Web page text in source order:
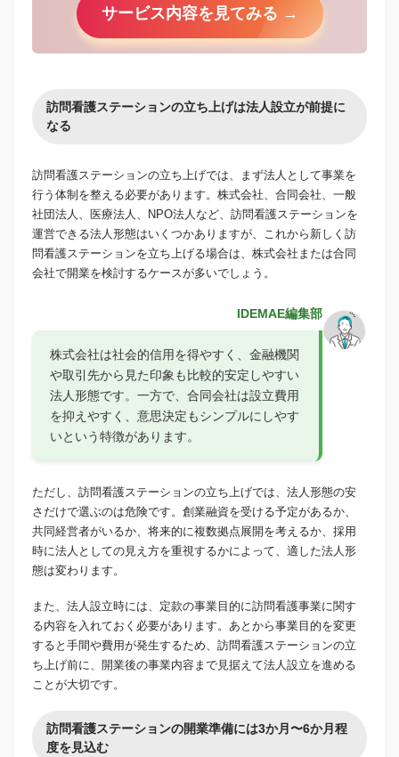
サービス内容を見てみる →
訪問看護ステーションの立ち上げは法人設立が前提に
なる
訪問看護ステーションの立ち上げでは、まず法人として事業を
行う体制を整える必要があります。株式会社、合同会社、一般
社団法人、医療法人、NPO法人など、訪問看護ステーションを
運営できる法人形態はいくつかありますが、これから新しく訪
問看護ステーションを立ち上げる場合は、株式会社または合同
会社で開業を検討するケースが多いでしょう。
IDEMAE編集部
株式会社は社会的信用を得やすく、金融機関
や取引先から見た印象も比較的安定しやすい
法人形態です。一方で、合同会社は設立費用
を抑えやすく、意思決定もシンプルにしやす
いという特徴があります。
ただし、訪問看護ステーションの立ち上げでは、法人形態の安
さだけで選ぶのは危険です。創業融資を受ける予定があるか、
共同経営者がいるか、将来的に複数拠点展開を考えるか、採用
時に法人としての見え方を重視するかによって、適した法人形
態は変わります。
また、法人設立時には、定款の事業目的に訪問看護事業に関す
る内容を入れておく必要があります。あとから事業目的を変更
すると手間や費用が発生するため、訪問看護ステーションの立
ち上げ前に、開業後の事業内容まで見据えて法人設立を進める
ことが大切です。
訪問看護ステーションの開業準備には3か月〜6か月程
度を見込む